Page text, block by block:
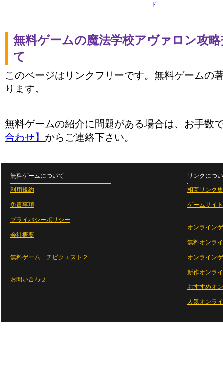
ド
無料ゲームの魔法学校アヴァロン攻
て
このページはリンクフリーです。無料ゲームの
ります。
無料ゲームの紹介に問題がある場合は、お手数
合わせ】 からご連絡下さい。
無料ゲームについて
利用規約
免責事項
プライバシーポリシー
会社概要
無料ゲーム チビクエスト２
お問い合わせ
リンクにつ
相互リンク集
ゲームサイ
オンライン
無料オンラ
オンライン
新作オンラ
おすすめオ
人気オンラ